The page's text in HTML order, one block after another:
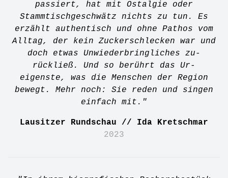
passiert, hat mit Ostalgie oder
Stammtischgeschwätz nichts zu tun. Es
erzählt authentisch und ohne Pathos vom
Alltag, der kein Zuckerschlecken war und
doch etwas Unwiederbringliches zu-
rückließ. Und so berührt das Ur-
eigenste, was die Menschen der Region
bewegt. Mehr noch: Sie reden und singen
einfach mit."
Lausitzer Rundschau // Ida Kretschmar
2023